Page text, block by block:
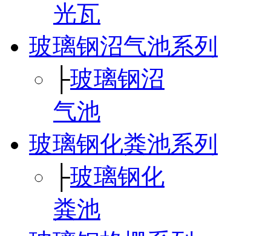
光瓦
玻璃钢沼气池系列
├玻璃钢沼
气池
玻璃钢化粪池系列
├玻璃钢化
粪池